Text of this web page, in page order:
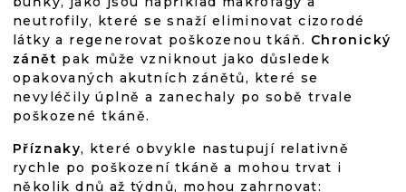
neutrofily, které se snaží eliminovat cizorodé
látky a regenerovat poškozenou tkáň. Chronický
zánět pak může vzniknout jako důsledek
opakovaných akutních zánětů, které se
nevyléčily úplně a zanechaly po sobě trvale
poškozené tkáně.
Příznaky, které obvykle nastupují relativně
rychle po poškození tkáně a mohou trvat i
několik dnů až týdnů, mohou zahrnovat: